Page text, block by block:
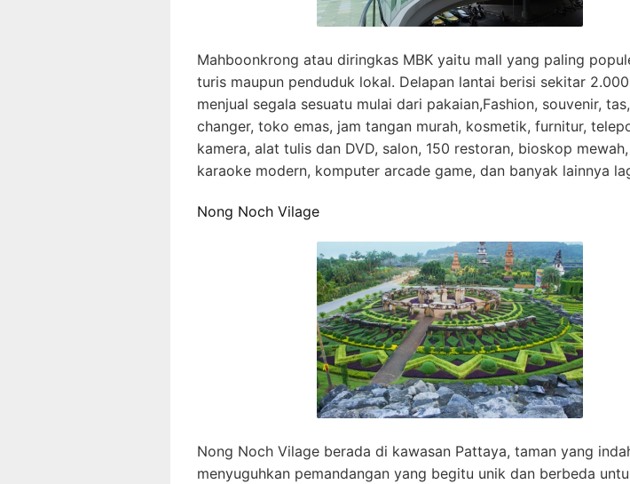
Mahboonkrong atau diringkas MBK yaitu mall yang paling
turis maupun penduduk lokal. Delapan lantai berisi sekitar
menjual segala sesuatu mulai dari pakaian,Fashion, souvenir,
changer, toko emas, jam tangan murah, kosmetik, furnitur,
kamera, alat tulis dan DVD, salon, 150 restoran, bioskop
karaoke modern, komputer arcade game, dan banyak lainnya
Nong Noch Vilage
Nong Noch Vilage berada di kawasan Pattaya, taman yang
menyuguhkan pemandangan yang begitu unik dan berbeda